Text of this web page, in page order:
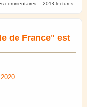
commentaires 2013 lectures
de France" est